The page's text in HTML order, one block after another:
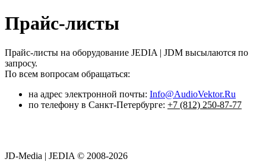
Прайс-листы
Прайс-листы на оборудование JEDIA | JDM высылаются по
запросу.
По всем вопросам обращаться:
на адрес электронной почты: Info@AudioVektor.Ru
по телефону в Санкт-Петербурге: +7 (812) 250-87-77
JD-Media | JEDIA © 2008-2026